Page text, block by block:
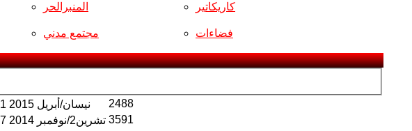
المنبرالحر
مجتمع مدني
كاريكاتير
فضاءات
01 نيسان/أبريل 2015
2488
17 تشرين2/نوفمبر 2014 3591